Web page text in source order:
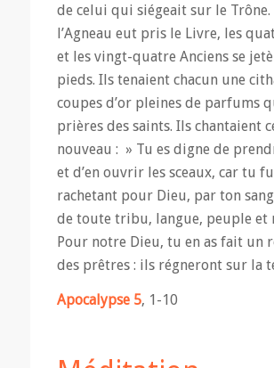
de celui qui siégeait sur le Trône.
l’Agneau eut pris le Livre, les
et les vingt-quatre Anciens se
pieds. Ils tenaient chacun une
coupes d’or pleines de parfums
prières des saints. Ils chantaient
nouveau : » Tu es digne de
et d’en ouvrir les sceaux, car tu
rachetant pour Dieu, par ton
de toute tribu, langue, peuple et
Pour notre Dieu, tu en as fait un
des prêtres : ils régneront sur la
Apocalypse 5, 1-10